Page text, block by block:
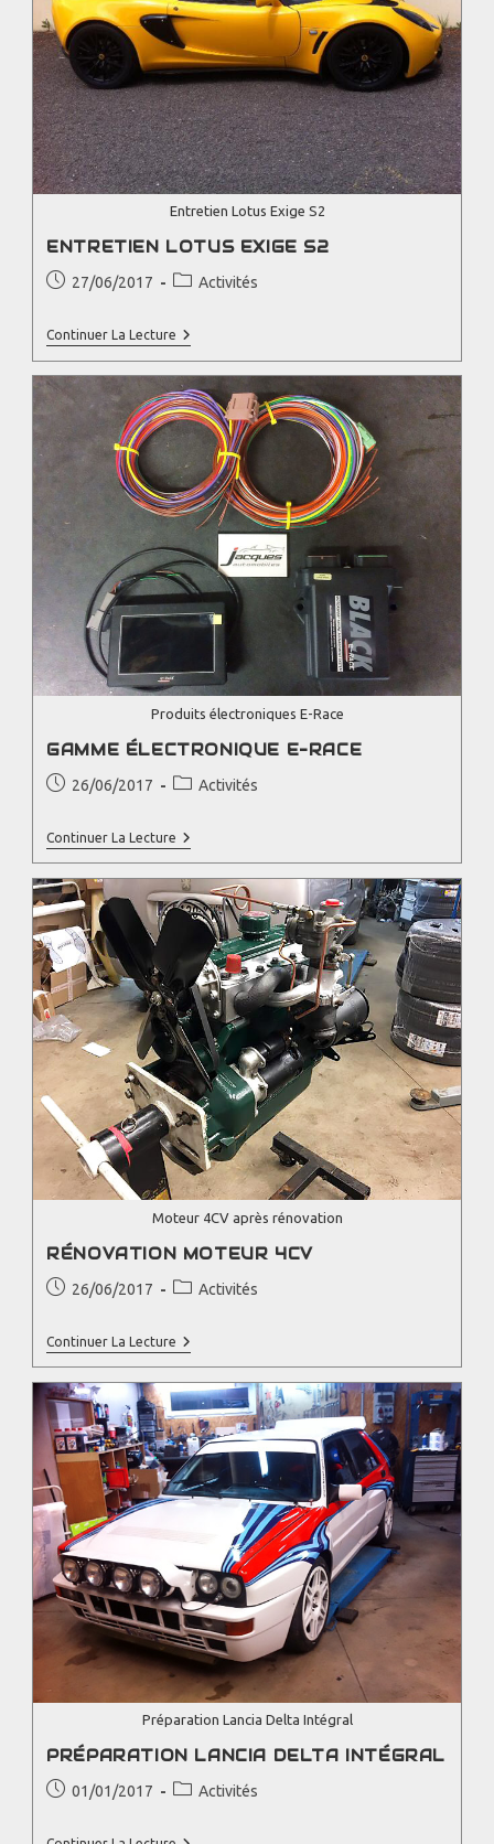
Entretien Lotus Exige S2
ENTRETIEN LOTUS EXIGE S2
27/06/2017 Activités
Continuer La Lecture
Produits électroniques E-Race
GAMME ÉLECTRONIQUE E-RACE
26/06/2017 Activités
Continuer La Lecture
Moteur 4CV après rénovation
RÉNOVATION MOTEUR 4CV
26/06/2017 Activités
Continuer La Lecture
Préparation Lancia Delta Intégral
PRÉPARATION LANCIA DELTA INTÉGRAL
01/01/2017 Activités